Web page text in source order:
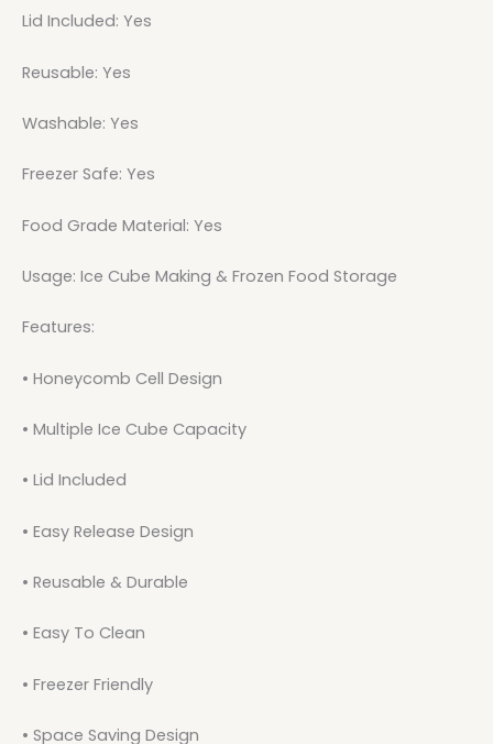
Lid Included: Yes
Reusable: Yes
Washable: Yes
Freezer Safe: Yes
Food Grade Material: Yes
Usage: Ice Cube Making & Frozen Food Storage
Features:
• Honeycomb Cell Design
• Multiple Ice Cube Capacity
• Lid Included
• Easy Release Design
• Reusable & Durable
• Easy To Clean
• Freezer Friendly
• Space Saving Design